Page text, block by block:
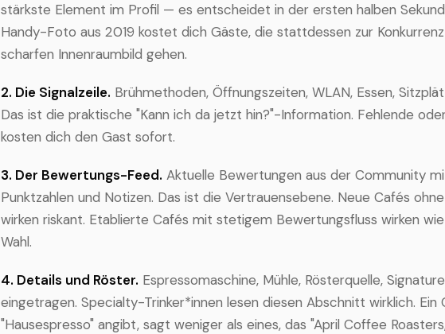
stärkste Element im Profil — es entscheidet in der ersten halben
Handy-Foto aus 2019 kostet dich Gäste, die stattdessen zur
scharfen Innenraumbild gehen.
2. Die Signalzeile. Brühmethoden, Öffnungszeiten, WLAN, Essen,
Das ist die praktische "Kann ich da jetzt hin?"-Information. Fehlende
kosten dich den Gast sofort.
3. Der Bewertungs-Feed. Aktuelle Bewertungen aus der Community
Punktzahlen und Notizen. Das ist die Vertrauensebene. Neue Cafés
wirken riskant. Etablierte Cafés mit stetigem Bewertungsfluss wirken
Wahl.
4. Details und Röster. Espressomaschine, Mühle, Rösterquelle,
eingetragen. Specialty-Trinker*innen lesen diesen Abschnitt wirklich. Ein
"Hausespresso" angibt, sagt weniger als eines, das "April Coffee